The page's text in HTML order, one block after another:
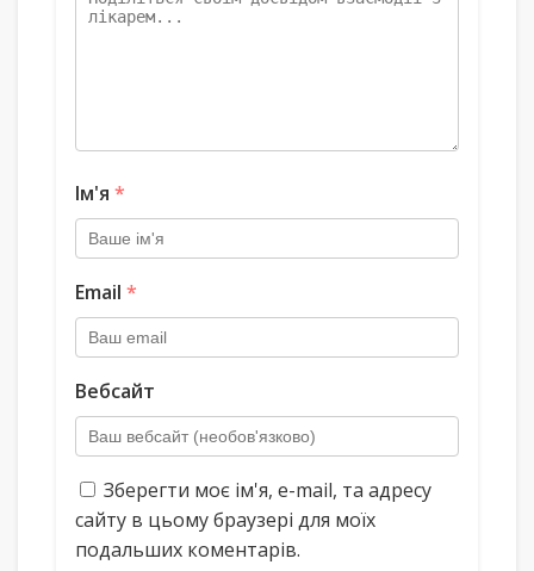
Ім'я *
Email *
Вебсайт
Зберегти моє ім'я, e-mail, та адресу
сайту в цьому браузері для моїх
подальших коментарів.